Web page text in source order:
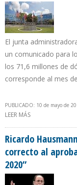
El junta
un comunicado para
los 71,6 millones de
corresponde al mes
PUBLICADO: 10 de mayo de
LEER MÁS
Ricardo
correcto al
2020”